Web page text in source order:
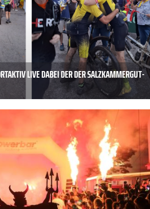
LIVE DABEI DER DER SALZKAMMERGUT-T